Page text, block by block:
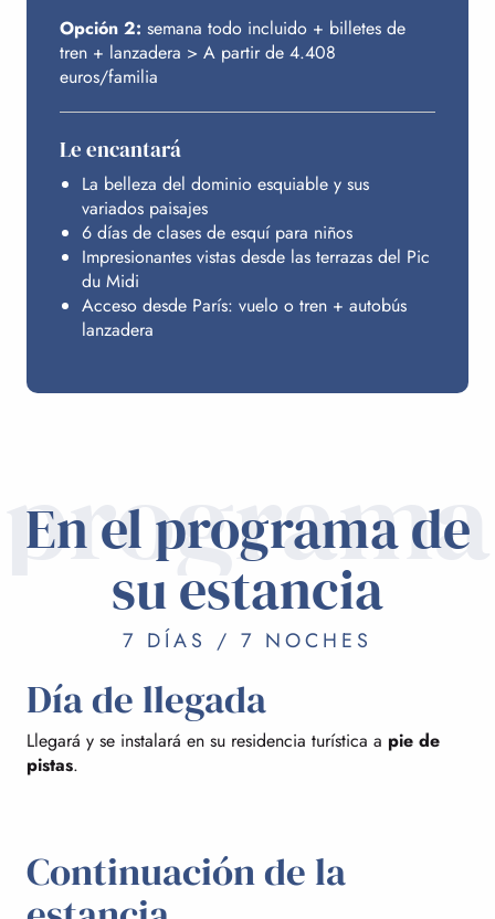
Opción 2: semana todo incluido + billetes de
tren + lanzadera > A partir de 4.408
euros/familia
Le encantará
La belleza del dominio esquiable y sus
variados paisajes
6 días de clases de esquí para niños
Impresionantes vistas desde las terrazas del Pic
du Midi
Acceso desde París: vuelo o tren + autobús
lanzadera
programa
En el programa de
su estancia
7 DÍAS / 7 NOCHES
Día de llegada
Llegará y se instalará en su residencia turística a pie de
pistas.
Continuación de la